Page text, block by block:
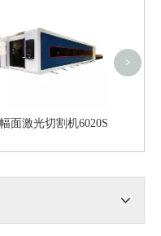
面激光切割机6020S
>